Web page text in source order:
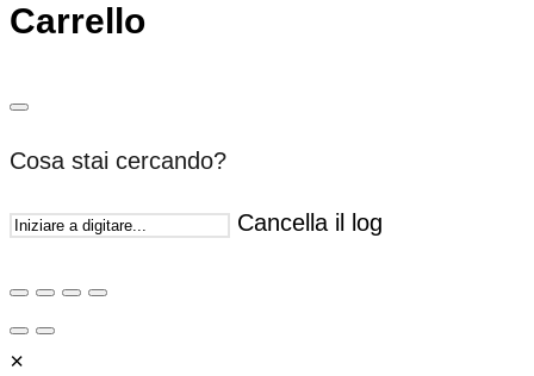
Carrello
Cosa stai cercando?
Cancella il log
×